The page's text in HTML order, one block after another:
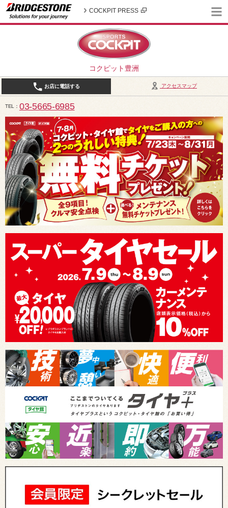
コクピット豊洲
COCKPIT PRESS
アクセスマップ
お店に電話する
TEL 03-5665-6985
10:30～19:00（作業受付18:00まで） / 定休日：2026年8月は、5日(水)、12日(水)、19日(水)、24